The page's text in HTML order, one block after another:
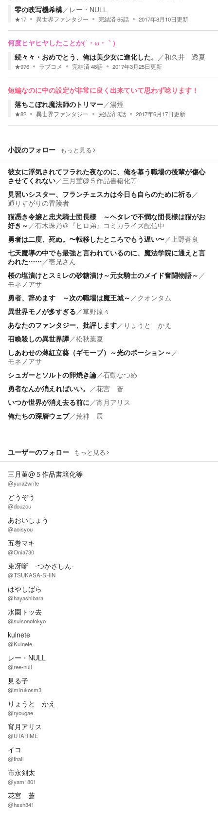
零の映写機希構／ レー・NULL
★17 異世界ファンタジー 完結済65話 2017年8月10日更新
何度ヒヤヒヤしたことか(´・ω・｀)
続々々・おめでとう、俺は美少女に進化した。 ／和久井 透夏
★976 ラブコメ 完結済48話 2017年3月25日更新
短編なのに中の設定が非常に良く出来ていて思わず唸ります！
落ちこぼれ魔法師のトリマー／湯煙
★82 異世界ファンタジー 完結済8話 2017年6月17日更新
小説のフォロー もっと見る
彼女に浮気されてフラれた夜なのに、俺を慕う職場の後輩が傷心
させてくれない／三月菫@５作品書籍化等
見習いシスター、フランチェスカは今日も自らのために祈る／
通りすがりの冒険者
猫憑き令嬢と忠犬騎士団長様 ～ヘタレで不憫な団長様は猫がお
好き～ ／有木珠乃＠『ヒロ弟』コミカライズ配信中
勇者は二度、死ぬ。〜転移したところでもう遅い〜／上野蒼良
七天魔導の中でも最強と言われているのに、魔法学院に通えと言
われた……／壱兄さん
桜の塩漬けとスミレの砂糖漬け～元女騎士のメイド奮闘物語～ ／
モネノアサ
勇者、辞めます ～次の職場は魔王城～ ／クオンタム
異世界モノが多すぎる／草野原々
あなたのファンタジー、批評します／ りょうと かえ
召喚殺しの異世界譚／松秋葉夏
しあわせの薄紅立葵（ギモーブ）～光のポーション～ ／
モネノアサ
シュガーとソルトの卵焼き論／石動なつめ
勇者なんか消えればいい。 ／花宮 蒼
いつか世界が消え去る前に／宵月アリス
俺たちの深層ウェブ／荒神 辰
ユーザーのフォロー もっと見る
三月菫@５作品書籍化等
@yura2write
どうぞう
@douzou
あおいしょう
@aoisyou
五巻マキ
@Onia730
束冴噺 -つかさしん-
@TSUKASA-SHIN
はやしばら
@hayashibara
水園トッ去
@suisonotokyo
kulnete
@Kulnete
レー・NULL
@ree-null
見る子
@mirukosm3
りょうと かえ
@ryougae
宵月アリス
@UTAHIME
イコ
@fhail
市永剣太
@yam1801
花宮 蒼
@hssh341